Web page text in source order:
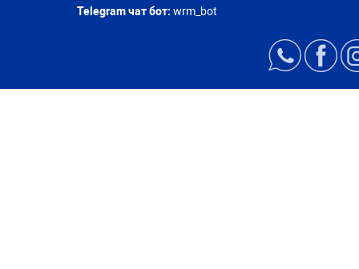
Telegram чат бот: wrm_bot